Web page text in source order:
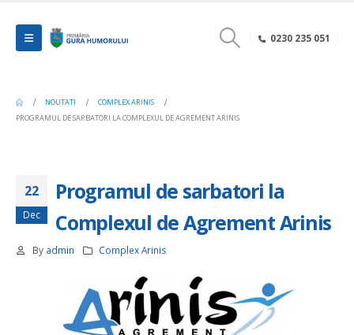
0230 235 051
NOUTATI
COMPLEX ARINIS
PROGRAMUL DE SARBATORI LA COMPLEXUL DE AGREMENT ARINIS
22
Dec
Programul de sarbatori la
Complexul de Agrement Arinis
By admin Complex Arinis